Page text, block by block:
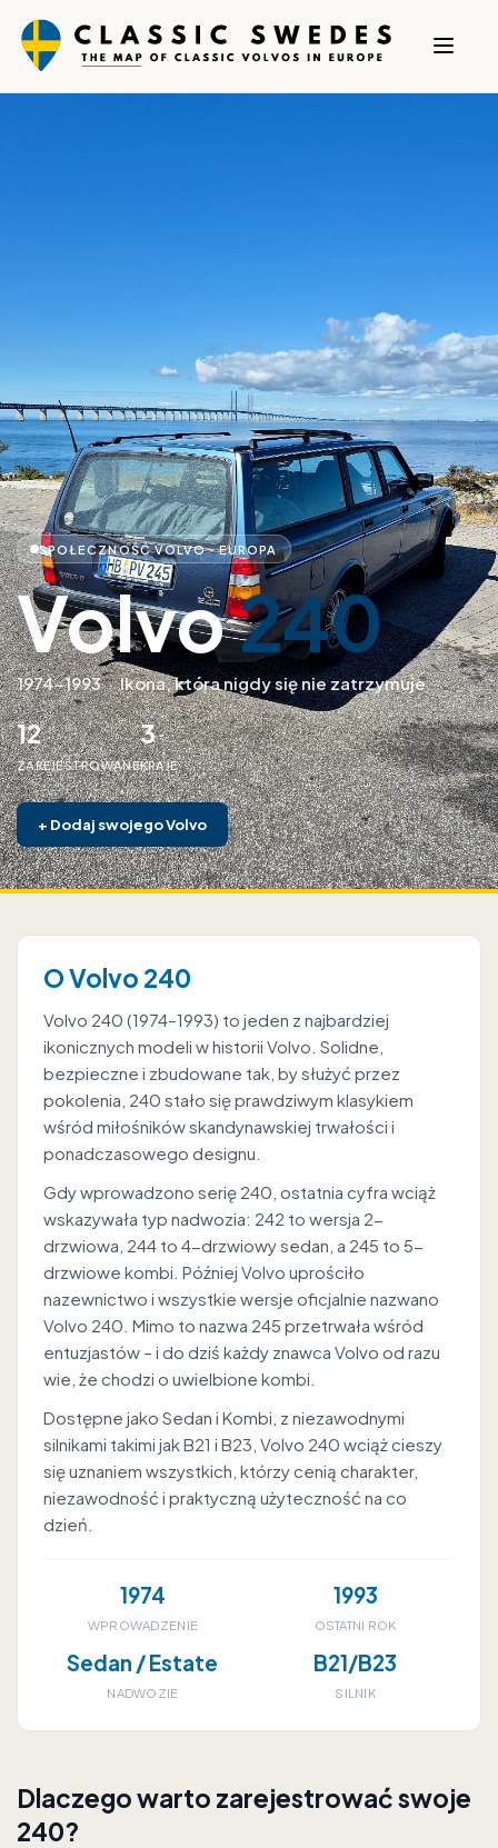
SPOŁECZNOŚĆ VOLVO · EUROPA
Volvo240
1974–1993·Ikona, która nigdy się nie zatrzymuje
12
ZAREJESTROWANE
3
KRAJE
+ Dodaj swojego Volvo
O Volvo 240
Volvo 240 (1974–1993) to jeden z najbardziej
ikonicznych modeli w historii Volvo. Solidne,
bezpieczne i zbudowane tak, by służyć przez
pokolenia, 240 stało się prawdziwym klasykiem
wśród miłośników skandynawskiej trwałości i
ponadczasowego designu.
Gdy wprowadzono serię 240, ostatnia cyfra wciąż
wskazywała typ nadwozia: 242 to wersja 2-
drzwiowa, 244 to 4-drzwiowy sedan, a 245 to 5-
drzwiowe kombi. Później Volvo uprościło
nazewnictwo i wszystkie wersje oficjalnie nazwano
Volvo 240. Mimo to nazwa 245 przetrwała wśród
entuzjastów – i do dziś każdy znawca Volvo od razu
wie, że chodzi o uwielbione kombi.
Dostępne jako Sedan i Kombi, z niezawodnymi
silnikami takimi jak B21 i B23, Volvo 240 wciąż cieszy
się uznaniem wszystkich, którzy cenią charakter,
niezawodność i praktyczną użyteczność na co
dzień.
1974
WPROWADZENIE
1993
OSTATNI ROK
Sedan / Estate
NADWOZIE
B21/B23
SILNIK
Dlaczego warto zarejestrować swoje
240?